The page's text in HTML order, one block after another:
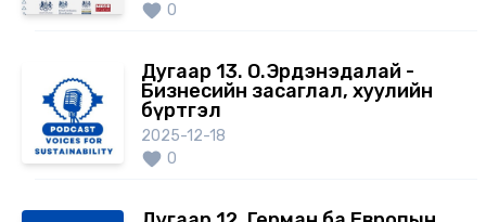
0
Дугаар 13. О.Эрдэнэдалай -
Бизнесийн засаглал, хуулийн
бүртгэл
2025-12-18
0